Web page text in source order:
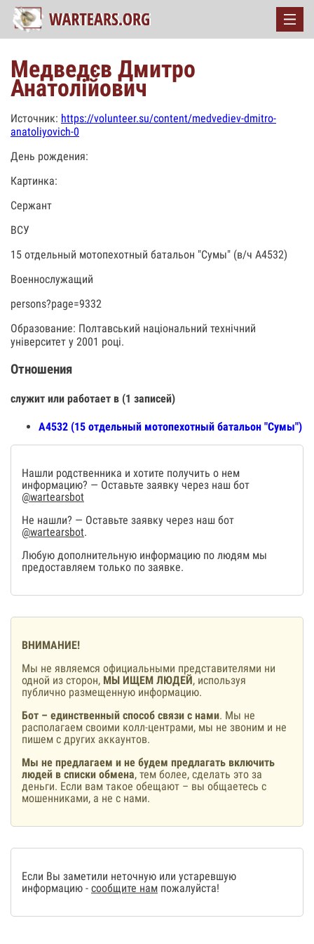
Медведєв Дмитро
Анатолійович
Источник: https://volunteer.su/content/medvediev-dmitro-
anatoliyovich-0
День рождения:
Картинка:
Сержант
ВСУ
15 отдельный мотопехотный батальон "Сумы" (в/ч А4532)
Военнослужащий
persons?page=9332
Образование: Полтавський національний технічний
університет у 2001 році.
Отношения
служит или работает в (1 записей)
А4532 (15 отдельный мотопехотный батальон "Сумы")
Нашли родственника и хотите получить о нем
информацию? — Оставьте заявку через наш бот
@wartearsbot
Не нашли? — Оставьте заявку через наш бот
@wartearsbot.
Любую дополнительную информацию по людям мы
предоставляем только по заявке.
ВНИМАНИЕ!
Мы не являемся официальными представителями ни
одной из сторон, МЫ ИЩЕМ ЛЮДЕЙ, используя
публично размещенную информацию.
Бот – единственный способ связи с нами. Мы не
располагаем своими колл-центрами, мы не звоним и не
пишем с других аккаунтов.
Мы не предлагаем и не будем предлагать включить
людей в списки обмена, тем более, сделать это за
деньги. Если вам такое обещают – вы общаетесь с
мошенниками, а не с нами.
Если Вы заметили неточную или устаревшую
информацию - сообщите нам пожалуйста!